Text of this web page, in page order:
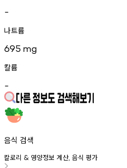
-
나트륨
695 mg
칼륨
-
음식 검색
칼로리 & 영양정보 계산, 음식 평가